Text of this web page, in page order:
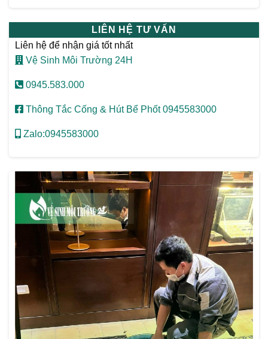
LIÊN HỆ TƯ VẤN
Liên hệ để nhận giá tốt nhất
Vệ Sinh Môi Trường 24H
0945.583.000
Thông Tắc Cống & Hút Bể Phốt 0945583000
Zalo:0945583000